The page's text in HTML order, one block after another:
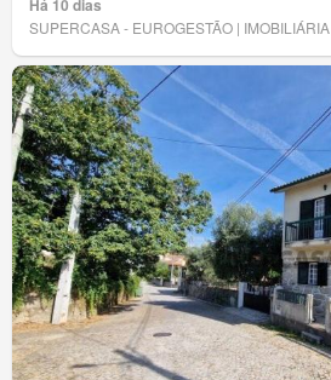
Há 10 dias
SUPERCASA - EUROGESTÃO | IMOBILIÁRIA